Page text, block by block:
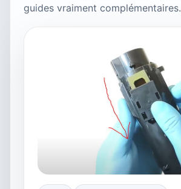
guides vraiment complémentaires.